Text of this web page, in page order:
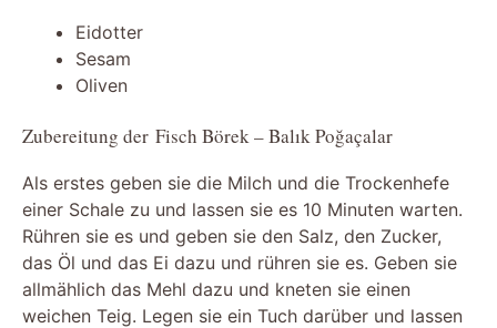
Eidotter
Sesam
Oliven
Zubereitung der Fisch Börek – Balık Poğaçalar
Als erstes geben sie die Milch und die Trockenhefe
einer Schale zu und lassen sie es 10 Minuten warten.
Rühren sie es und geben sie den Salz, den Zucker,
das Öl und das Ei dazu und rühren sie es. Geben sie
allmählich das Mehl dazu und kneten sie einen
weichen Teig. Legen sie ein Tuch darüber und lassen